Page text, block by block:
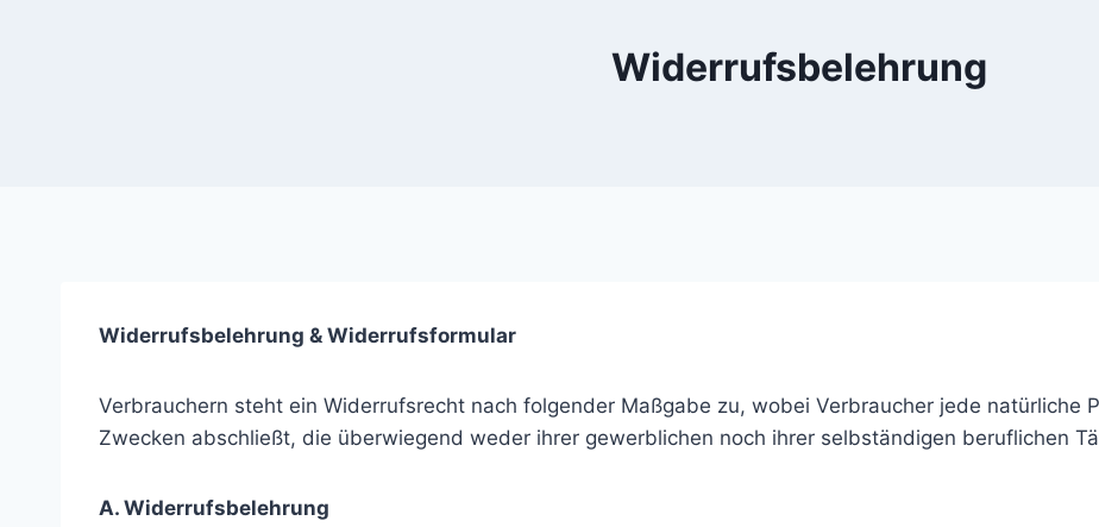
Widerrufsbelehrung
Widerrufsbelehrung & Widerrufsformular
Verbrauchern steht ein Widerrufsrecht nach folgender Maßgabe zu, wobei Verbraucher jede natürliche
Zwecken abschließt, die überwiegend weder ihrer gewerblichen noch ihrer selbständigen beruflichen
A. Widerrufsbelehrung